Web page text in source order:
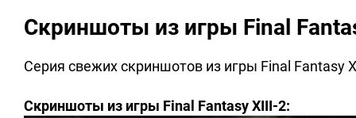
Скриншоты из игры Final
Серия свежих скриншотов из игры Final Fantasy
Скриншоты из игры Final Fantasy XIII-2: